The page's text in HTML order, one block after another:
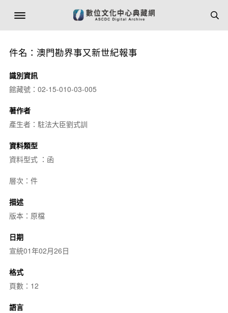
件名：澳門勘界事又新世紀報事
識別資訊
館藏號：02-15-010-03-005
著作者
產生者：駐法大臣劉式訓
資料類型
資料型式 ：函
層次：件
描述
版本：原檔
日期
宣統01年02月26日
格式
頁數：12
語言